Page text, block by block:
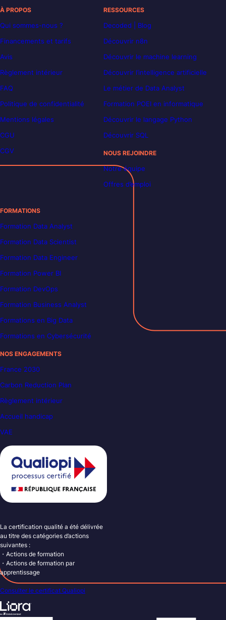
À PROPOS
Qui sommes-nous ?
Financements et tarifs
Avis
Règlement intérieur
FAQ
Politique de confidentialité
Mentions légales
CGU
CGV
RESSOURCES
Decoded | Blog
Découvrir n8n
Découvrir le machine learning
Découvrir l’intelligence artificielle
Le métier de Data Analyst
Formation POEI en informatique
Découvrir le langage Python
Découvrir SQL
NOUS REJOINDRE
Notre équipe
Offres d’emploi
FORMATIONS
Formation Data Analyst
Formation Data Scientist
Formation Data Engineer
Formation Power BI
Formation DevOps
Formation Business Analyst
Formations en Big Data
Formations en Cybersécurité
NOS ENGAGEMENTS
France 2030
Carbon Reduction Plan
Règlement intérieur
Accueil handicap
VAE
La certification qualité a été délivrée
au titre des catégories d’actions
suivantes :
・Actions de formation
・Actions de formation par
apprentissage
Consulter le certificat Qualiopi